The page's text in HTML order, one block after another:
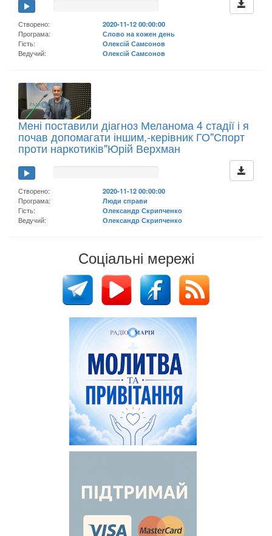
Створено:
2020-11-12 00:00:00
Програма:
Слово на кожен день
Гість:
Олексій Самсонов
Ведучий:
Олексій Самсонов
Мені поставили діагноз Меланома 4 стадії і я
почав допомагати іншим,-керівник ГО"Спорт
проти наркотиків"Юрій Верхман
Створено:
2020-11-12 00:00:00
Програма:
Люди справи
Гість:
Олександр Скрипченко
Ведучий:
Олександр Скрипченко
Соціальні мережі